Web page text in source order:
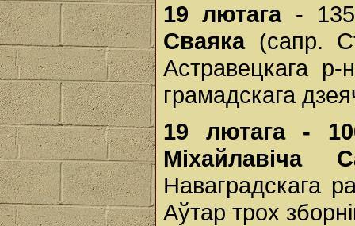
19 лютага- 135
Сваяка(сапр.
Астравецкага р-
грамадскага
19 лютага -
Міхайлавіча
Наваградскага
Аўтар трох